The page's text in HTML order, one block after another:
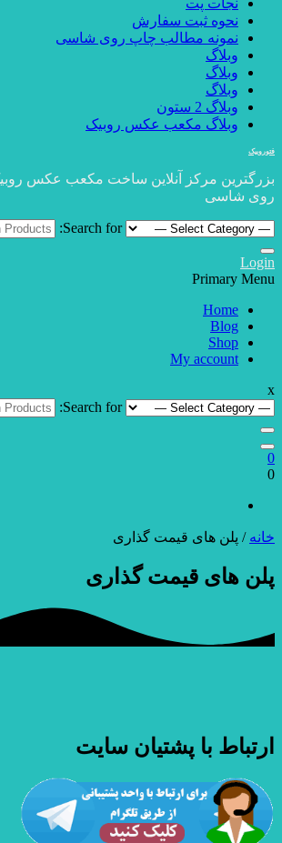
نجات پت
نحوه ثبت سفارش
نمونه مطالب چاپ روی شاسی
وبلاگ
وبلاگ
وبلاگ
وبلاگ 2 ستون
وبلاگ مکعب عکس روبیک
فتوروبیک
بزرگترین مرکز آنلاین ساخت مکعب عکس
روی شاسی
Search for:
Login
Primary Menu
Home
Blog
Shop
My account
x
Search for:
0
0
خانه / پلن های قیمت گذاری
پلن های قیمت گذاری
ارتباط با پشتیان سایت